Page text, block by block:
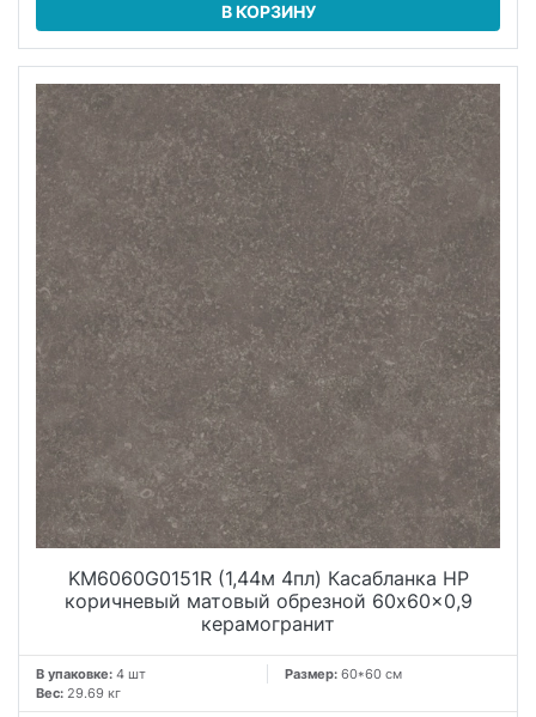
В КОРЗИНУ
KM6060G0151R (1,44м 4пл) Касабланка HP
коричневый матовый обрезной 60x60x0,9
керамогранит
В упаковке: 4 шт Размер: 60*60 см
Вес: 29.69 кг